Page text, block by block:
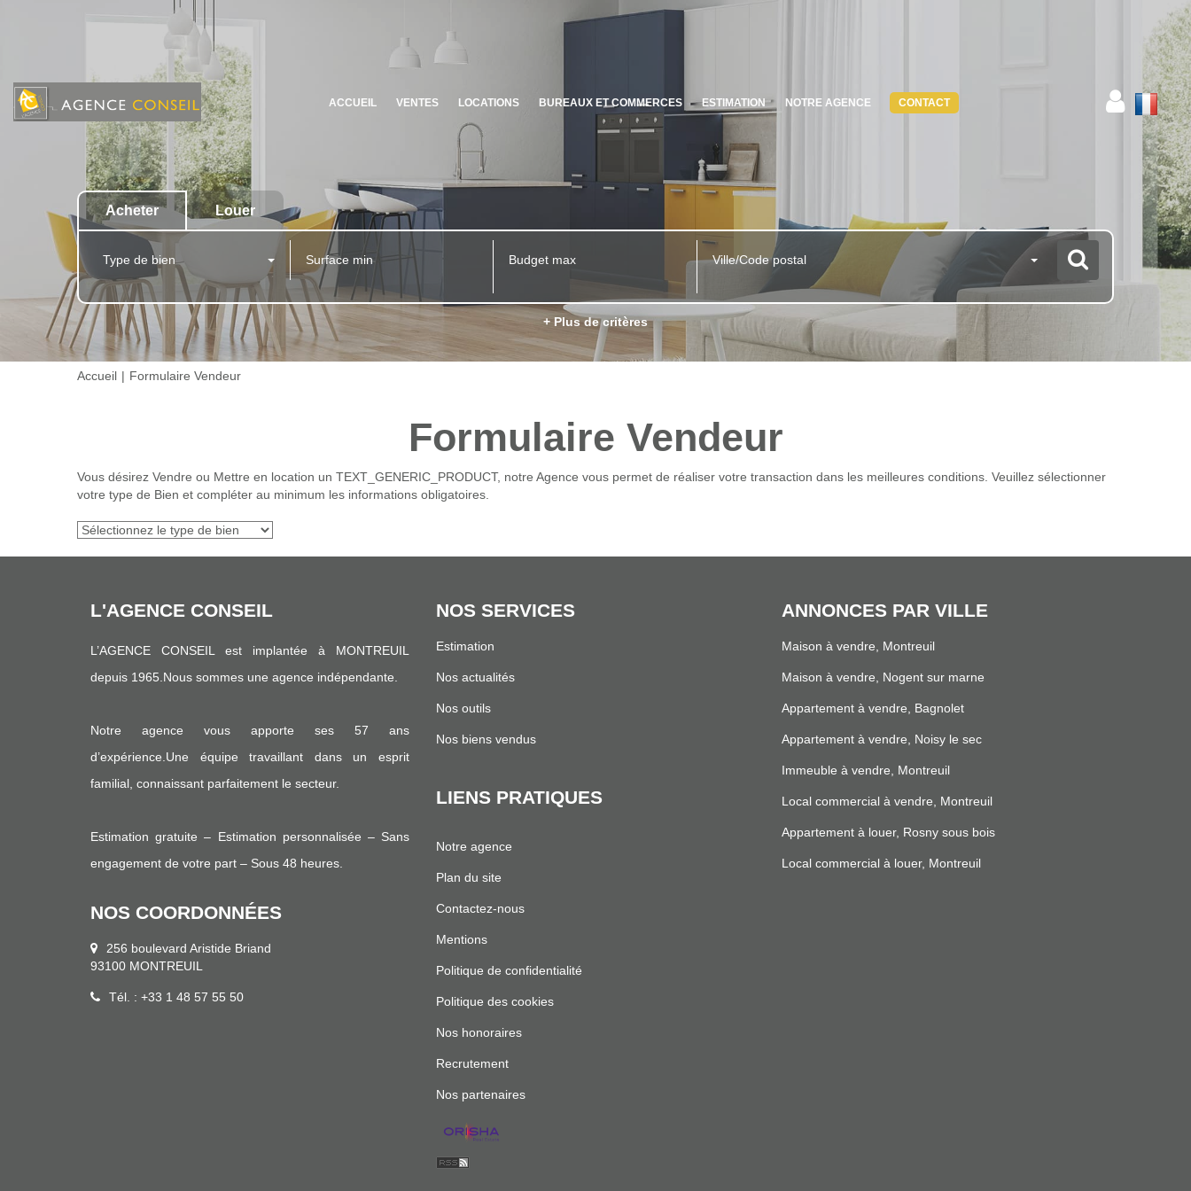
ACCUEIL VENTES LOCATIONS BUREAUX ET COMMERCES ESTIMATION NOTRE AGENCE CONTACT
Acheter Louer
Type de bien Ville/Code postal
+ Plus de critères
Accueil Formulaire Vendeur
Formulaire Vendeur
Vous désirez Vendre ou Mettre en location un TEXT_GENERIC_PRODUCT, notre Agence vous permet de réaliser votre transaction dans les meilleures conditions. Veuillez sélectionner
votre type de Bien et compléter au minimum les informations obligatoires.
L'AGENCE CONSEIL
L’AGENCE CONSEIL est implantée à MONTREUIL
depuis 1965.Nous sommes une agence indépendante.
Notre agence vous apporte ses 57 ans
d’expérience.Une équipe travaillant dans un esprit
familial, connaissant parfaitement le secteur.
Estimation gratuite – Estimation personnalisée – Sans
engagement de votre part – Sous 48 heures.
NOS COORDONNÉES
256 boulevard Aristide Briand
93100 MONTREUIL
Tél. : +33 1 48 57 55 50
NOS SERVICES
Estimation
Nos actualités
Nos outils
Nos biens vendus
LIENS PRATIQUES
Notre agence
Plan du site
Contactez-nous
Mentions
Politique de confidentialité
Politique des cookies
Nos honoraires
Recrutement
Nos partenaires
ANNONCES PAR VILLE
Maison à vendre, Montreuil
Maison à vendre, Nogent sur marne
Appartement à vendre, Bagnolet
Appartement à vendre, Noisy le sec
Immeuble à vendre, Montreuil
Local commercial à vendre, Montreuil
Appartement à louer, Rosny sous bois
Local commercial à louer, Montreuil